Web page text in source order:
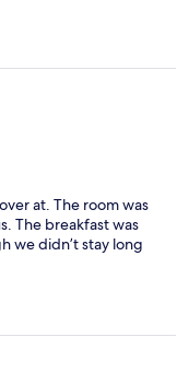
at. The room was
The breakfast was
we didn’t stay long